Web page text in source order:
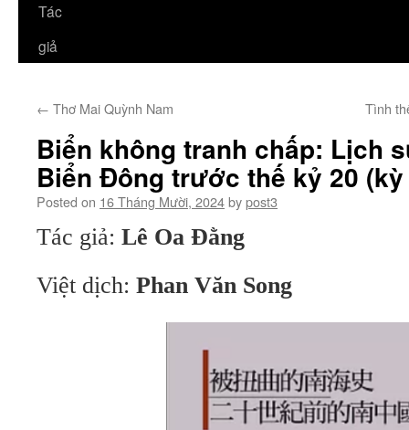
Tác
giả
← Thơ Mai Quỳnh Nam Tình
Biển không tranh chấp: Lịch
Biển Đông trước thế kỷ 20 (kỳ
Posted on 16 Tháng Mười, 2024bypost3
Tác giả: Lê Oa Đằng
Việt dịch: Phan Văn Song